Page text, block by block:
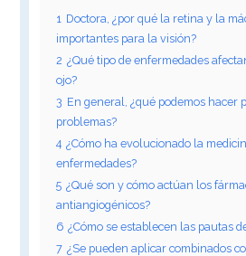
1 Doctora, ¿por qué la retina y la
importantes para la visión?
2 ¿Qué tipo de enfermedades
ojo?
3 En general, ¿qué podemos hacer
problemas?
4 ¿Cómo ha evolucionado la
enfermedades?
5 ¿Qué son y cómo actúan los
antiangiogénicos?
6 ¿Cómo se establecen las pautas
7 ¿Se pueden aplicar combinados